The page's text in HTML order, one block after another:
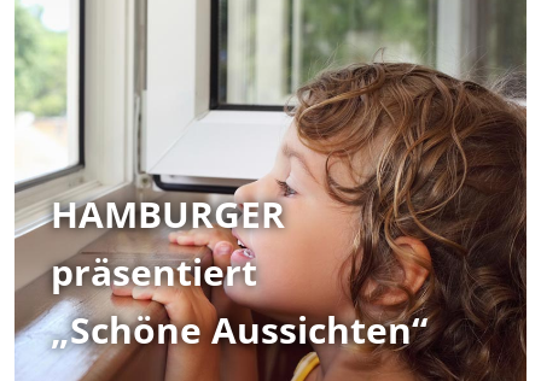
HAMBURGER
präsentiert
„Schöne Aussichten“